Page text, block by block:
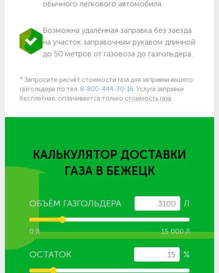
обычного легкового автомобиля.
Возможна удалённая заправка без заезда
на участок заправочным рукавом длинной
до 50 метров от газовоза до газгольдера.
* Запросите расчёт стоимости газа для заправки вашего
газгольдера по тел. 8-800-444-30-16. Услуга заправки
бесплатная, оплачивается только стоимость газа
КАЛЬКУЛЯТОР ДОСТАВКИ
ГАЗА В БЕЖЕЦК
ОБЪЁМ ГАЗГОЛЬДЕРА Л
0 Л 15 000 Л
ОСТАТОК %